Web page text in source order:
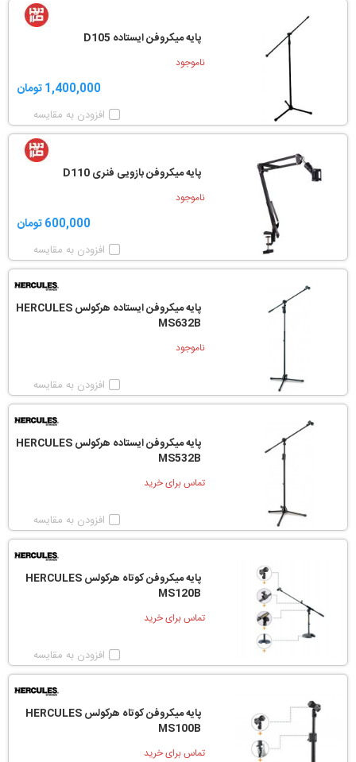
پایه میکروفن ایستاده D105
ناموجود
1,400,000 تومان
افزودن به مقایسه
پایه میکروفن بازویی فنری D110
ناموجود
600,000 تومان
افزودن به مقایسه
پایه میکروفن ایستاده هرکولس HERCULES
MS632B
ناموجود
افزودن به مقایسه
پایه میکروفن ایستاده هرکولس HERCULES
MS532B
تماس برای خرید
افزودن به مقایسه
پایه میکروفن کوتاه هرکولس HERCULES
MS120B
تماس برای خرید
افزودن به مقایسه
پایه میکروفن کوتاه هرکولس HERCULES
MS100B
تماس برای خرید